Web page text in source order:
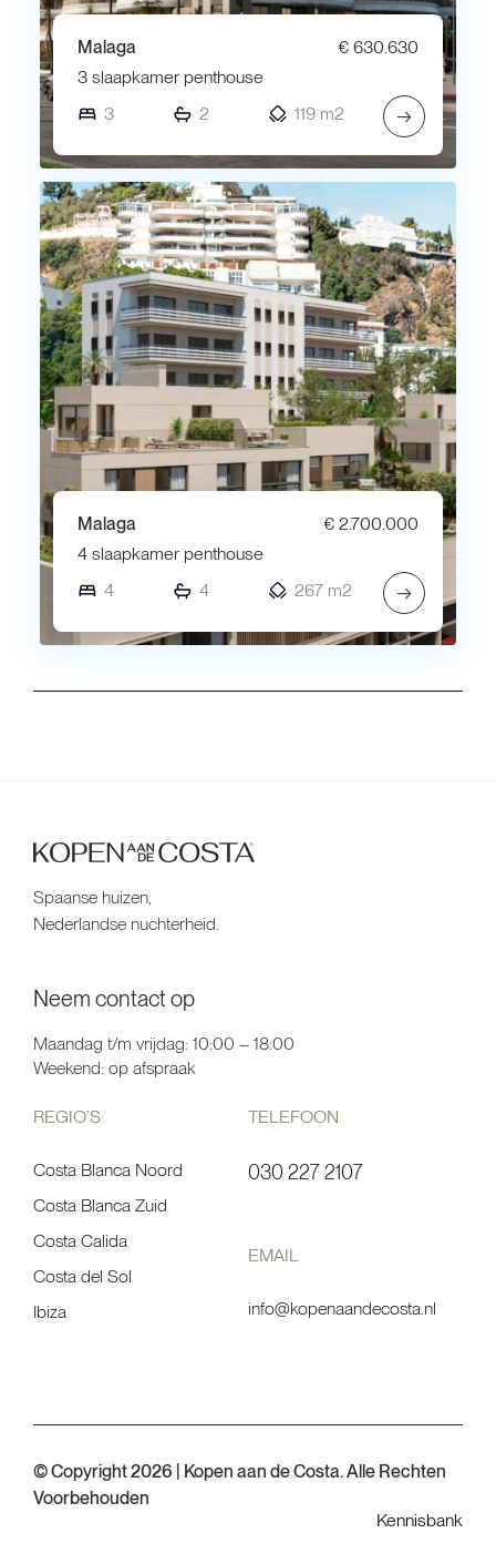
Malaga
€ 630.630
3 slaapkamer penthouse
3
2 119 m2 →
Malaga
€ 2.700.000
4 slaapkamer penthouse
4
4 267 m2 →
Spaanse huizen,
Nederlandse nuchterheid.
Neem contact op
Maandag t/m vrijdag: 10:00 – 18:00
Weekend: op afspraak
REGIO’S
Costa Blanca Noord
Costa Blanca Zuid
Costa Calida
Costa del Sol
Ibiza
TELEFOON
030 227 2107
EMAIL
info@kopenaandecosta.nl
© Copyright 2026 | Kopen aan de Costa. Alle Rechten
Voorbehouden
Kennisbank